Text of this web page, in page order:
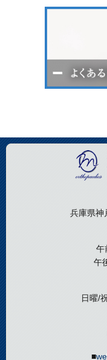
兵庫県神
午
午
日曜/
■